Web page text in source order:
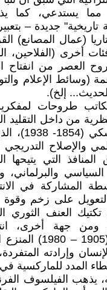
مما يستدعي، كما
تاريخية" جديدة –
أخرى (الفلاحين،
روح العصر من انفتاح
(وسائط الإعلام
إلخ).
طروحات
من داخل التقليد
غرار كارل
والإصلاح التدريجي
التي يتيحها
والبرلماني،
المشاركة في
بالتعويل على زخم
تكتيك العنف
ومن جهة أخرى،
الوجودي سارتر
وإرادته
المدد للماركسية
يذهب الفيلسوف